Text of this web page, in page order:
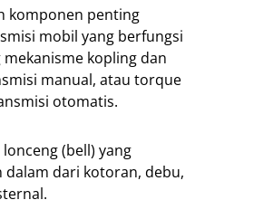
komponen penting
mobil yang berfungsi
kopling dan
manual, atau torque
otomatis.
(bell) yang
dalam dari kotoran, debu,